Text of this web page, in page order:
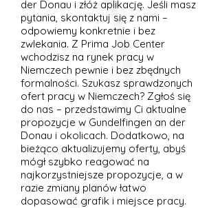
der Donau i złóż aplikację. Jeśli masz
pytania, skontaktuj się z nami –
odpowiemy konkretnie i bez
zwlekania. Z Prima Job Center
wchodzisz na rynek pracy w
Niemczech pewnie i bez zbędnych
formalności. Szukasz sprawdzonych
ofert pracy w Niemczech? Zgłoś się
do nas – przedstawimy Ci aktualne
propozycje w Gundelfingen an der
Donau i okolicach. Dodatkowo, na
bieżąco aktualizujemy oferty, abyś
mógł szybko reagować na
najkorzystniejsze propozycje, a w
razie zmiany planów łatwo
dopasować grafik i miejsce pracy.